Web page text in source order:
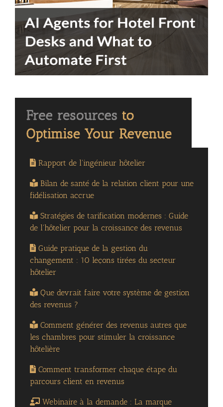
Rapport de l'ingénieur hôtelier
Bilan de santé de la relation client pour une
fidélisation accrue
Stratégies de tarification modernes : Guide
de l'hôtelier pour la croissance des revenus
Guide pratique de la gestion du
changement : 10 leçons tirées du secteur
hôtelier
Que devrait faire votre système de gestion
des revenus ?
Comment générer des revenus autres que
les chambres pour stimuler la croissance
hôtelière
Comment transformer chaque étape du
parcours client en revenus
Webinaire à la demande : La marque